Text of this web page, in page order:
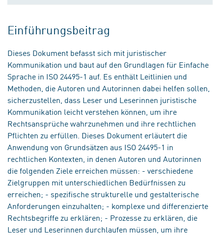
Einführungsbeitrag
Dieses Dokument befasst sich mit juristischer
Kommunikation und baut auf den Grundlagen für Einfache
Sprache in ISO 24495-1 auf. Es enthält Leitlinien und
Methoden, die Autoren und Autorinnen dabei helfen sollen,
sicherzustellen, dass Leser und Leserinnen juristische
Kommunikation leicht verstehen können, um ihre
Rechtsansprüche wahrzunehmen und ihre rechtlichen
Pflichten zu erfüllen. Dieses Dokument erläutert die
Anwendung von Grundsätzen aus ISO 24495-1 in
rechtlichen Kontexten, in denen Autoren und Autorinnen
die folgenden Ziele erreichen müssen: - verschiedene
Zielgruppen mit unterschiedlichen Bedürfnissen zu
erreichen; - spezifische strukturelle und gestalterische
Anforderungen einzuhalten; - komplexe und differenzierte
Rechtsbegriffe zu erklären; - Prozesse zu erklären, die
Leser und Leserinnen durchlaufen müssen, um ihre